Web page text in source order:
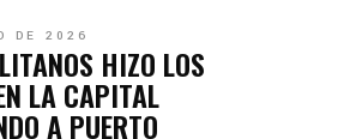
DE 2026
HIZO LOS
LA CAPITAL
A PUERTO